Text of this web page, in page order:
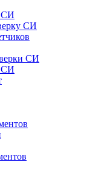
СИ
СИ
СИ
СИ